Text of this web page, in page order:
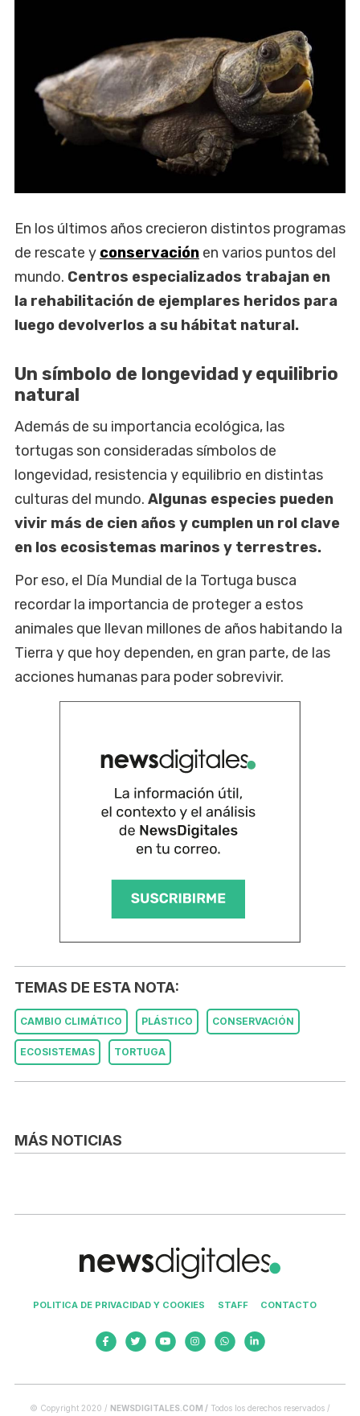
En los últimos años crecieron distintos programas
de rescate y conservación en varios puntos del
mundo. Centros especializados trabajan en
la rehabilitación de ejemplares heridos para
luego devolverlos a su hábitat natural.
Un símbolo de longevidad y equilibrio
natural
Además de su importancia ecológica, las
tortugas son consideradas símbolos de
longevidad, resistencia y equilibrio en distintas
culturas del mundo. Algunas especies pueden
vivir más de cien años y cumplen un rol clave
en los ecosistemas marinos y terrestres.
Por eso, el Día Mundial de la Tortuga busca
recordar la importancia de proteger a estos
animales que llevan millones de años habitando la
Tierra y que hoy dependen, en gran parte, de las
acciones humanas para poder sobrevivir.
TEMAS DE ESTA NOTA:
CAMBIO CLIMÁTICO PLÁSTICO CONSERVACIÓN
ECOSISTEMAS TORTUGA
MÁS NOTICIAS
POLITICA DE PRIVACIDAD Y COOKIES STAFF CONTACTO
© Copyright 2020 / NEWSDIGITALES.COM / Todos los derechos reservados /